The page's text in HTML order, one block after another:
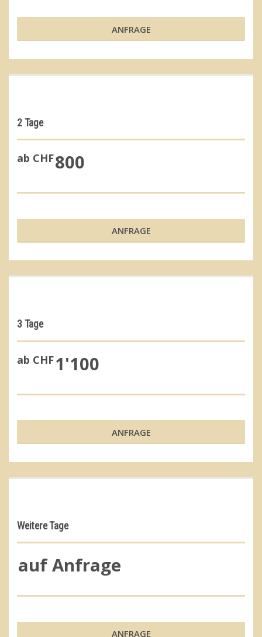
ANFRAGE
2 Tage
ab CHF800
ANFRAGE
3 Tage
ab CHF1'100
ANFRAGE
Weitere Tage
auf Anfrage
ANFRAGE